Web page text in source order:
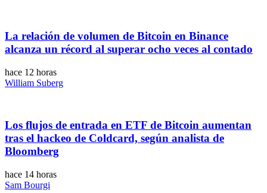
La relación de volumen de Bitcoin en Binance
alcanza un récord al superar ocho veces al contado
hace 12 horas
William Suberg
Los flujos de entrada en ETF de Bitcoin aumentan
tras el hackeo de Coldcard, según analista de
Bloomberg
hace 14 horas
Sam Bourgi